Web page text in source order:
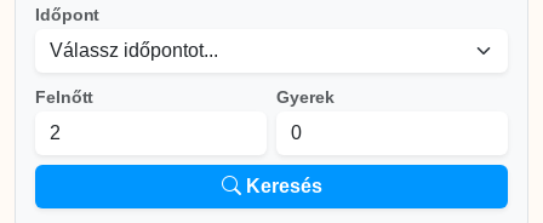
Időpont
Felnőtt Gyerek
Keresés